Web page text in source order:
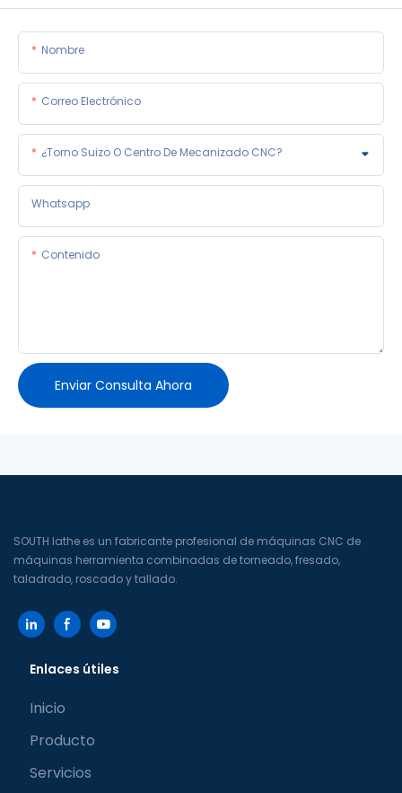
Nombre
Correo Electrónico
¿Torno Suizo O Centro De Mecanizado CNC?
Whatsapp
Contenido
Enviar Consulta Ahora
SOUTH lathe es un fabricante profesional de máquinas CNC de
máquinas herramienta combinadas de torneado, fresado,
taladrado, roscado y tallado.
Enlaces útiles
Inicio
Producto
Servicios